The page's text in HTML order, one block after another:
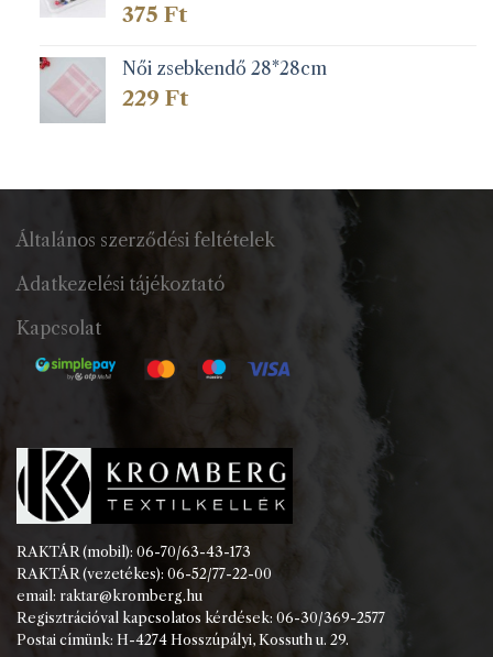
375 Ft
Női zsebkendő 28*28cm
229 Ft
Általános szerződési feltételek
Adatkezelési tájékoztató
Kapcsolat
RAKTÁR (mobil): 06-70/63-43-173
RAKTÁR (vezetékes): 06-52/77-22-00
email: raktar@kromberg.hu
Regisztrációval kapcsolatos kérdések: 06-30/369-2577
Postai címünk: H-4274 Hosszúpályi, Kossuth u. 29.